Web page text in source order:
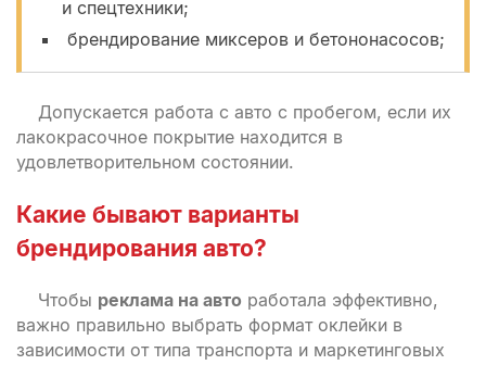
и спецтехники;
брендирование миксеров и бетононасосов;
Допускается работа с авто с пробегом, если их
лакокрасочное покрытие находится в
удовлетворительном состоянии.
Какие бывают варианты
брендирования авто?
Чтобы реклама на авто работала эффективно,
важно правильно выбрать формат оклейки в
зависимости от типа транспорта и маркетинговых